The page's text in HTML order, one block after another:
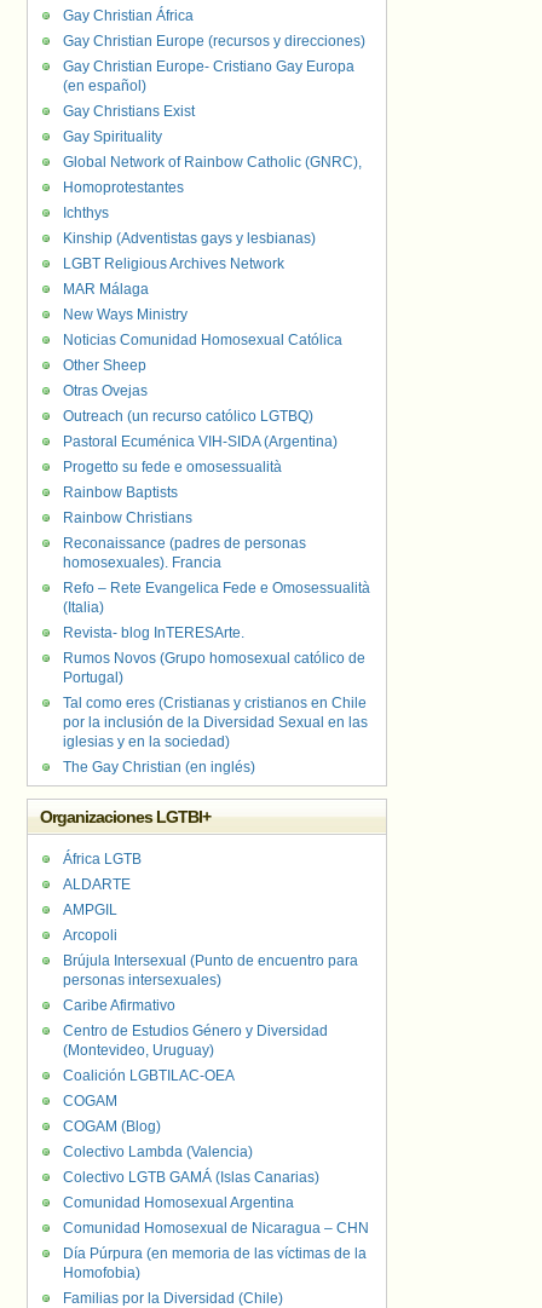
Gay Christian África
Gay Christian Europe (recursos y direcciones)
Gay Christian Europe- Cristiano Gay Europa
(en español)
Gay Christians Exist
Gay Spirituality
Global Network of Rainbow Catholic (GNRC),
Homoprotestantes
Ichthys
Kinship (Adventistas gays y lesbianas)
LGBT Religious Archives Network
MAR Málaga
New Ways Ministry
Noticias Comunidad Homosexual Católica
Other Sheep
Otras Ovejas
Outreach (un recurso católico LGTBQ)
Pastoral Ecuménica VIH-SIDA (Argentina)
Progetto su fede e omosessualità
Rainbow Baptists
Rainbow Christians
Reconaissance (padres de personas
homosexuales). Francia
Refo – Rete Evangelica Fede e Omosessualità
(Italia)
Revista- blog InTERESArte.
Rumos Novos (Grupo homosexual católico de
Portugal)
Tal como eres (Cristianas y cristianos en Chile
por la inclusión de la Diversidad Sexual en las
iglesias y en la sociedad)
The Gay Christian (en inglés)
Organizaciones LGTBI+
África LGTB
ALDARTE
AMPGIL
Arcopoli
Brújula Intersexual (Punto de encuentro para
personas intersexuales)
Caribe Afirmativo
Centro de Estudios Género y Diversidad
(Montevideo, Uruguay)
Coalición LGBTILAC-OEA
COGAM
COGAM (Blog)
Colectivo Lambda (Valencia)
Colectivo LGTB GAMÁ (Islas Canarias)
Comunidad Homosexual Argentina
Comunidad Homosexual de Nicaragua – CHN
Día Púrpura (en memoria de las víctimas de la
Homofobia)
Familias por la Diversidad (Chile)